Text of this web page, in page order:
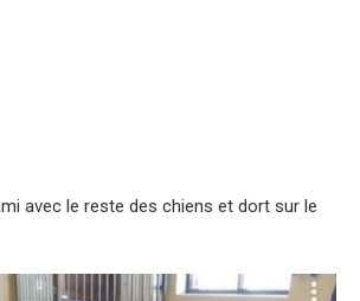
avec le reste des chiens et dort sur le